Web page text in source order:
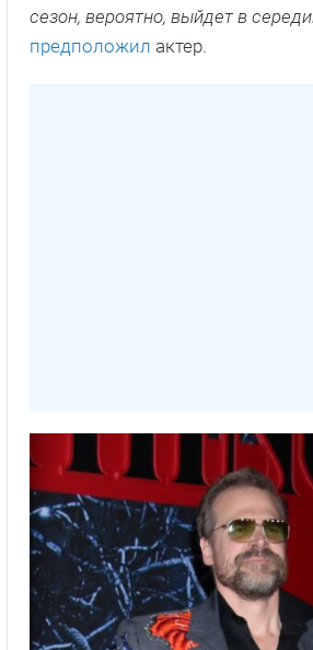
сезон, вероятно, выйдет в
предположил актер.